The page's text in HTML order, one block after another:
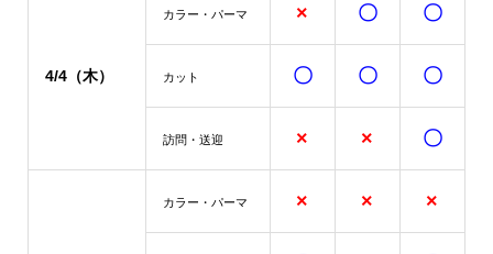
4/4（木）
カラー・パーマ × 〇 〇
カット 〇 〇 〇
訪問・送迎 × × 〇
カラー・パーマ × × ×